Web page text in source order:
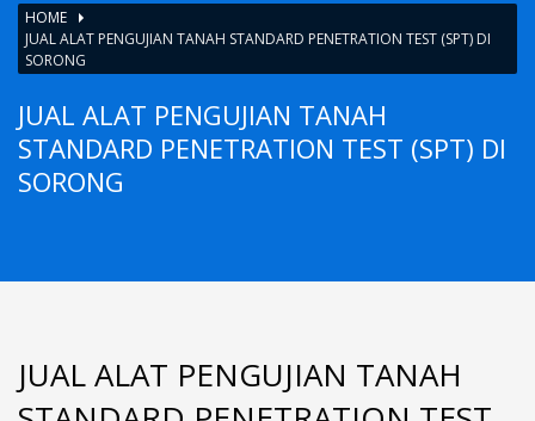
HOME
JUAL ALAT PENGUJIAN TANAH STANDARD PENETRATION TEST (SPT) DI
SORONG
JUAL ALAT PENGUJIAN TANAH
STANDARD PENETRATION TEST (SPT) DI
SORONG
JUAL ALAT PENGUJIAN TANAH